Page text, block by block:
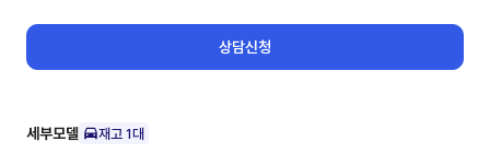
상담신청
세부모델 재고 1대